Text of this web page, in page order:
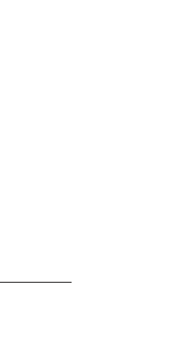
Polos Opuestos 06